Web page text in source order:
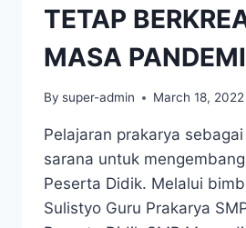
SMP
MARSUDIRINI
TETAP
MASA PANDEMI
By super-admin March 18, 2022
Pelajaran prakarya
sarana untuk
Peserta Didik. Melalui
Sulistyo Guru Prakarya